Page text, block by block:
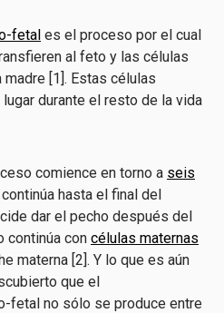
fetal es el proceso por el cual
al feto y las células
[1]. Estas células
durante el resto de la vida
comience en torno a seis
continúa hasta el final del
dar el pecho después del
continúa con células maternas
materna [2]. Y lo que es aún
que el
fetal no sólo se produce entre